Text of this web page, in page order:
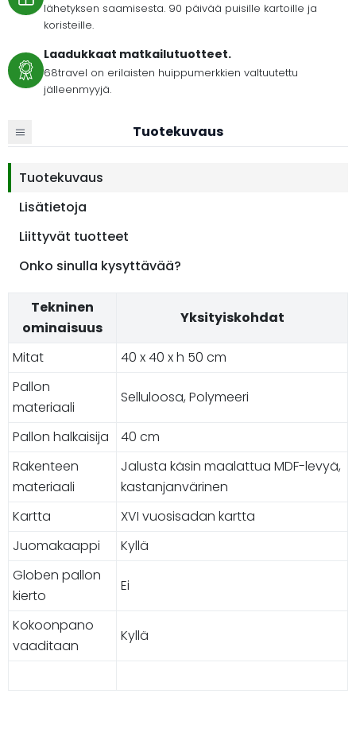
lähetyksen saamisesta. 90 päivää puisille kartoille ja
koristeille.
Laadukkaat matkailutuotteet.
68travel on erilaisten huippumerkkien valtuutettu
jälleenmyyjä.
Tuotekuvaus
Tuotekuvaus
Lisätietoja
Liittyvät tuotteet
Onko sinulla kysyttävää?
Tekninen
ominaisuus
Yksityiskohdat
Mitat
40 x 40 x h 50 cm
Pallon
materiaali
Selluloosa, Polymeeri
Pallon halkaisija
40 cm
Rakenteen
materiaali
Jalusta käsin maalattua MDF-levyä,
kastanjanvärinen
Kartta
XVI vuosisadan kartta
Juomakaappi
Kyllä
Globen pallon
kierto
Ei
Kokoonpano
vaaditaan
Kyllä